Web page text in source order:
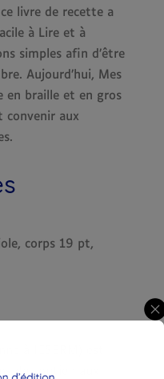
livre de recette a
à Lire et à
simples afin d’être
Aujourd’hui, Mes
en braille et en gros
convenir aux
corps 19 pt,
de soutien aux